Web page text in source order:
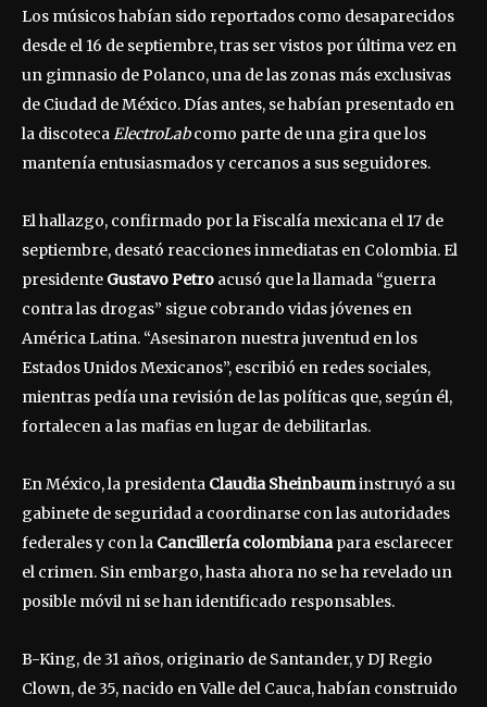
Los músicos habían sido reportados como desaparecidos
desde el 16 de septiembre, tras ser vistos por última vez en
un gimnasio de Polanco, una de las zonas más exclusivas
de Ciudad de México. Días antes, se habían presentado en
la discotecaElectroLabcomo parte de una gira que los
mantenía entusiasmados y cercanos a sus seguidores.
El hallazgo, confirmado por la Fiscalía mexicana el 17 de
septiembre, desató reacciones inmediatas en Colombia. El
presidente Gustavo Petro acusó que la llamada “guerra
contra las drogas” sigue cobrando vidas jóvenes en
América Latina. “Asesinaron nuestra juventud en los
Estados Unidos Mexicanos”, escribió en redes sociales,
mientras pedía una revisión de las políticas que, según él,
fortalecen a las mafias en lugar de debilitarlas.
En México, la presidenta Claudia Sheinbauminstruyó a su
gabinete de seguridad a coordinarse con las autoridades
federales y con la Cancillería colombianapara esclarecer
el crimen. Sin embargo, hasta ahora no se ha revelado un
posible móvil ni se han identificado responsables.
B-King, de 31 años, originario de Santander, y DJ Regio
Clown, de 35, nacido en Valle del Cauca, habían construido